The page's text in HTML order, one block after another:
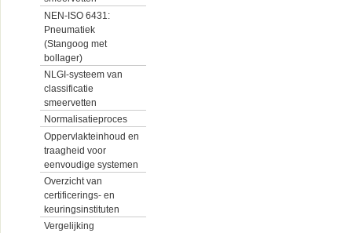
NEN-ISO 6431:
Pneumatiek
(Stangoog met
bollager)
NLGI-systeem van
classificatie
smeervetten
Normalisatieproces
Oppervlakteinhoud en
traagheid voor
eenvoudige systemen
Overzicht van
certificerings- en
keuringsinstituten
Vergelijking